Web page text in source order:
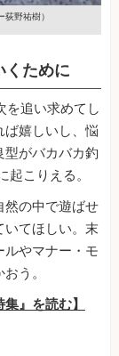
荻野祐樹）
くために
を追い求めてし
ば嬉しいし、悩
型がバカバカ釣
こりえる。
然の中で遊ばせ
いてほしい。末
ルやマナー・モ
う。
』を読む】